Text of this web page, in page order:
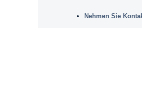
Nehmen Sie